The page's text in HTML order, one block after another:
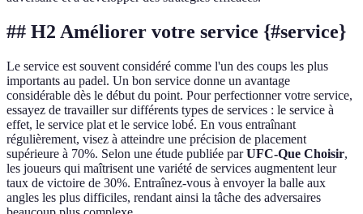
## H2 Améliorer votre service {#service}
Le service est souvent considéré comme l'un des coups les plus
importants au padel. Un bon service donne un avantage
considérable dès le début du point. Pour perfectionner votre service,
essayez de travailler sur différents types de services : le service à
effet, le service plat et le service lobé. En vous entraînant
régulièrement, visez à atteindre une précision de placement
supérieure à 70%. Selon une étude publiée parUFC-Que Choisir,
les joueurs qui maîtrisent une variété de services augmentent leur
taux de victoire de 30%. Entraînez-vous à envoyer la balle aux
angles les plus difficiles, rendant ainsi la tâche des adversaires